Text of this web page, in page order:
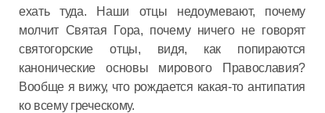
ехать туда. Наши отцы недоумевают, почему
молчит Святая Гора, почему ничего не говорят
святогорские отцы, видя, как попираются
канонические основы мирового Православия?
Вообще я вижу, что рождается какая-то антипатия
ко всему греческому.